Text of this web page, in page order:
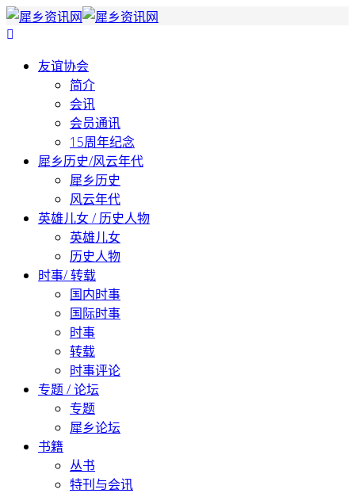
友谊协会
简介
会讯
会员通讯
15周年纪念
犀乡历史/风云年代
犀乡历史
风云年代
英雄儿女 / 历史人物
英雄儿女
历史人物
时事/ 转载
国内时事
国际时事
时事
转载
时事评论
专题 / 论坛
专题
犀乡论坛
书籍
丛书
特刊与会讯